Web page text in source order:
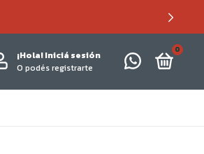
¡Hola!Iniciá sesión
O podés registrarte
0